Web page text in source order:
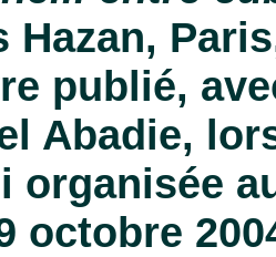
Hazan,
publié,
Abadie,
organisée
octobre